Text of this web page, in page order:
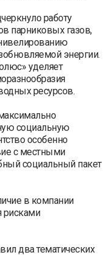
работу
парниковых газов,
энергии.
уделяет
ресурсов.
социальную
особенно
с местными
социальный пакет
в компании
рисками
два тематических